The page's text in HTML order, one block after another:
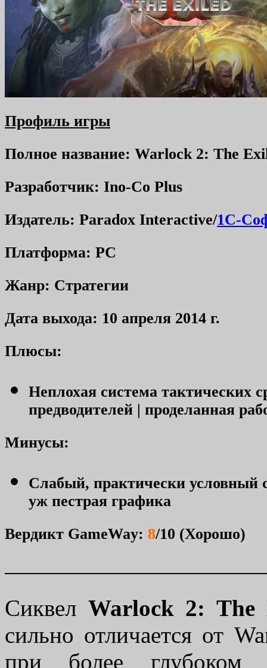
Профиль игры
Полное название: Warlock 2: The
Разработчик: Ino-Co Plus
Издатель: Paradox Interactive/1С-
Платформа: PC
Жанр: Стратегии
Дата выхода: 10 апреля 2014 г.
Плюсы:
Неплохая система тактических
предводителей | проделанная
Минусы:
Слабый, практически
уж пестрая графика
Вердикт GameWay: 8/10 (Хорошо)
Сиквел Warlock 2: The
сильно отличается от
при более глубоком